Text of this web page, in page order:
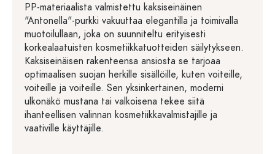
PP-materiaalista valmistettu kaksiseinäinen
"Antonella"-purkki vakuuttaa elegantilla ja toimivalla
muotoilullaan, joka on suunniteltu erityisesti
korkealaatuisten kosmetiikkatuotteiden säilytykseen.
Kaksiseinäisen rakenteensa ansiosta se tarjoaa
optimaalisen suojan herkille sisällöille, kuten voiteille,
voiteille ja voiteille. Sen yksinkertainen, moderni
ulkonäkö mustana tai valkoisena tekee siitä
ihanteellisen valinnan kosmetiikkavalmistajille ja
vaativille käyttäjille.